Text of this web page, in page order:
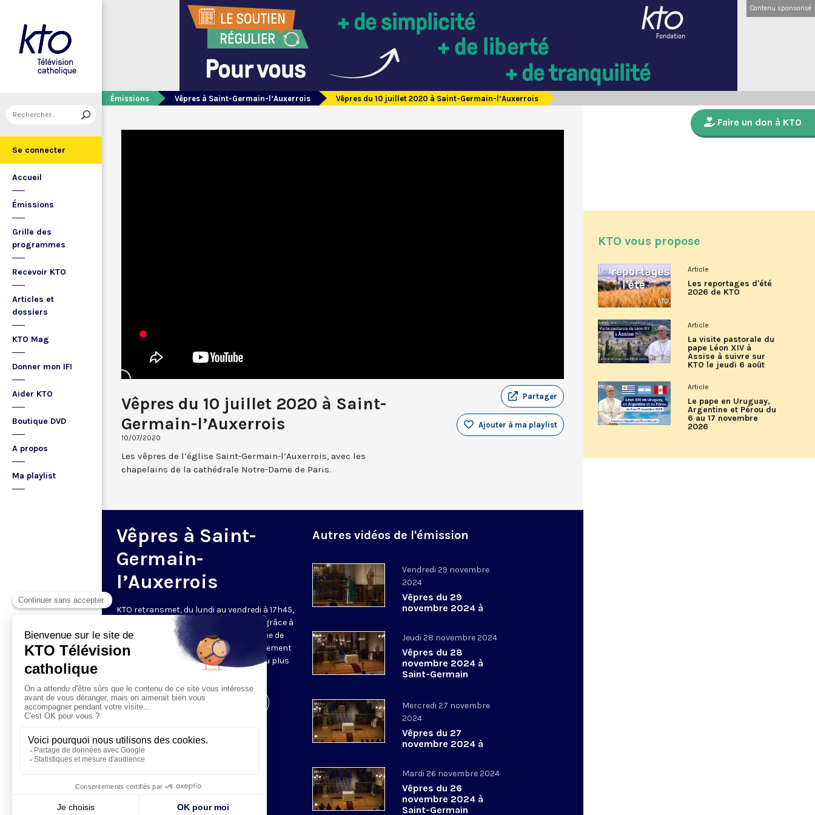
Se connecter
Accueil
Émissions
Grille des
programmes
Recevoir KTO
Articles et
dossiers
KTO Mag
Donner mon IFI
Aider KTO
Boutique DVD
A propos
Ma playlist
Contenu sponsorisé
Émissions Vêpres à Saint-Germain-l’Auxerrois Vêpres du 10 juillet 2020 à Saint-Germain-l’Auxerrois
Vêpres du 10 juillet 2020 à Saint-
Germain-l’Auxerrois
10/07/2020
Partager
Ajouter à ma playlist
Les vêpres de l’église Saint-Germain-l’Auxerrois, avec les
chapelains de la cathédrale Notre-Dame de Paris.
Vêpres à Saint-
Germain-
l’Auxerrois
KTO retransmet, du lundi au vendredi à 17h45,
les vêpres en direct de Saint-Germain grâce à
une technologie innovante : un système de
captation multicaméra en direct totalement
automatisé, qui offre une réalisation au plus
près de la célébration.
Visiter la page de l'émission
Autres vidéos de l'émission
Vendredi 29 novembre
2024
Vêpres du 29
novembre 2024 à
Jeudi 28 novembre 2024
Vêpres du 28
novembre 2024 à
Saint-Germain
Mercredi 27 novembre
2024
Vêpres du 27
novembre 2024 à
Mardi 26 novembre 2024
Vêpres du 26
novembre 2024 à
Saint-Germain
Faire un don à KTO
KTO vous propose
Article
Les reportages d'été
2026 de KTO
Article
La visite pastorale du
pape Léon XIV à
Assise à suivre sur
KTO le jeudi 6 août
Article
Le pape en Uruguay,
Argentine et Pérou du
6 au 17 novembre
2026